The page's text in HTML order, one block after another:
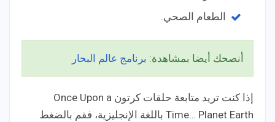
الطعام الصحي.
أنصحك أيضا بمشاهدة: برنامج عالم البحار
إذا كنت تريد متابعة حلقات كرتون Once Upon a
Time… Planet Earth باللغة الإنجليزية، فقم بالضغط